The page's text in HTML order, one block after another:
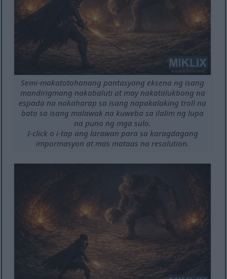
Semi-makatotohanang pantasyang eksena ng isang
mandirigmang nakabaluti at may nakatalukbong na
espada na nakaharap sa isang napakalaking troll na
bato sa isang malawak na kuweba sa ilalim ng lupa
na puno ng mga sulo.
I-click o i-tap ang larawan para sa karagdagang
impormasyon at mas mataas na resolution.